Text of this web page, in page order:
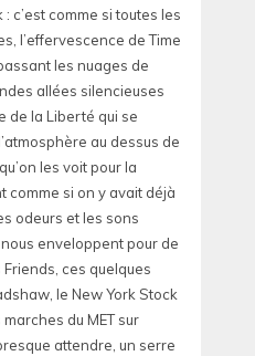
c’est comme si toutes les
l’effervescence de Time
les nuages de
allées silencieuses
de la Liberté qui se
au dessus de
les voit pour la
comme si on y avait déjà
odeurs et les sons
enveloppent pour de
ces quelques
le New York Stock
du MET sur
attendre, un serre